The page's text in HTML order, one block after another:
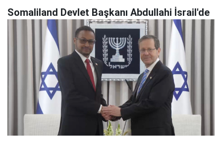
Somaliland Devlet Başkanı Abdullahi İsrail'de